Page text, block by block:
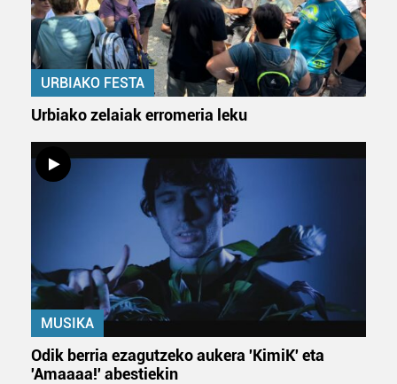
URBIAKO FESTA
Urbiako zelaiak erromeria leku
MUSIKA
Odik berria ezagutzeko aukera 'KimiK' eta
'Amaaaa!' abestiekin